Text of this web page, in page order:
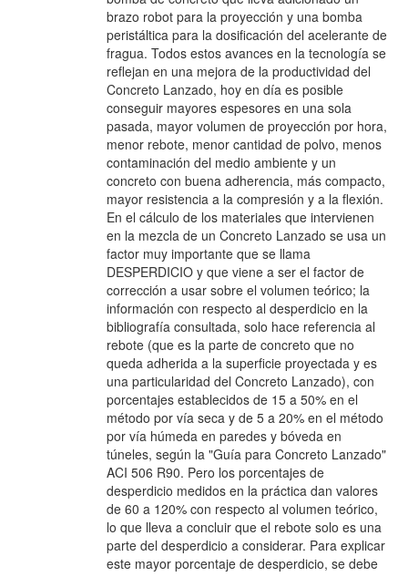
brazo robot para la proyección y una bomba
peristáltica para la dosificación del acelerante de
fragua. Todos estos avances en la tecnología se
reflejan en una mejora de la productividad del
Concreto Lanzado, hoy en día es posible
conseguir mayores espesores en una sola
pasada, mayor volumen de proyección por hora,
menor rebote, menor cantidad de polvo, menos
contaminación del medio ambiente y un
concreto con buena adherencia, más compacto,
mayor resistencia a la compresión y a la flexión.
En el cálculo de los materiales que intervienen
en la mezcla de un Concreto Lanzado se usa un
factor muy importante que se llama
DESPERDICIO y que viene a ser el factor de
corrección a usar sobre el volumen teórico; la
información con respecto al desperdicio en la
bibliografía consultada, solo hace referencia al
rebote (que es la parte de concreto que no
queda adherida a la superficie proyectada y es
una particularidad del Concreto Lanzado), con
porcentajes establecidos de 15 a 50% en el
método por vía seca y de 5 a 20% en el método
por vía húmeda en paredes y bóveda en
túneles, según la "Guía para Concreto Lanzado"
ACI 506 R90. Pero los porcentajes de
desperdicio medidos en la práctica dan valores
de 60 a 120% con respecto al volumen teórico,
lo que lleva a concluir que el rebote solo es una
parte del desperdicio a considerar. Para explicar
este mayor porcentaje de desperdicio, se debe